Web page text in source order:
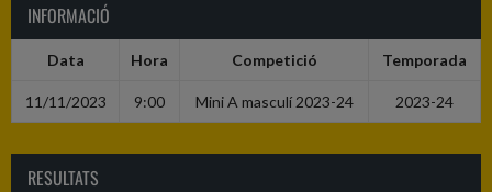
INFORMACIÓ
Data Hora Competició Temporada
11/11/2023 9:00 Mini A masculí 2023-24 2023-24
RESULTATS